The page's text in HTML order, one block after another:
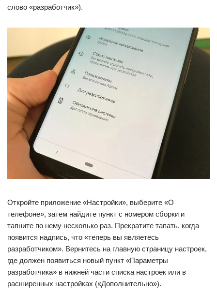
слово «разработчик»).
Откройте приложение «Настройки», выберите «О
телефоне», затем найдите пункт с номером сборки и
тапните по нему несколько раз. Прекратите тапать, когда
появится надпись, что «теперь вы являетесь
разработчиком». Вернитесь на главную страницу настроек,
где должен появиться новый пункт «Параметры
разработчика» в нижней части списка настроек или в
расширенных настройках («Дополнительно»).